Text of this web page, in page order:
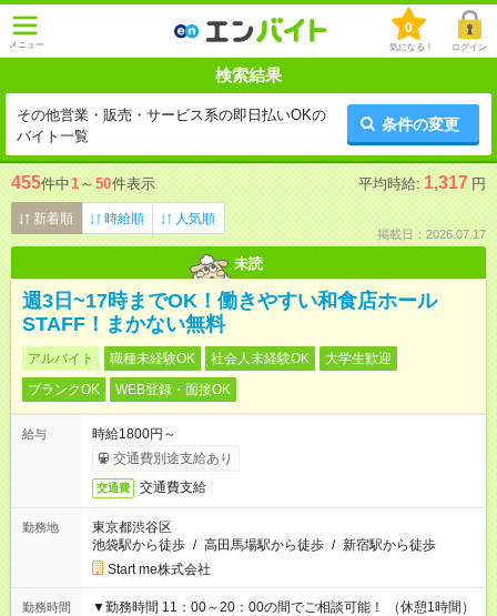
メニュー
0
気になる！ ログイン
検索結果
その他営業・販売・サービス系の即日払いOKの
バイト一覧
条件の変更
455件中1 ～ 50件表示 平均時給: 1,317 円
新着順 時給順 人気順
掲載日：2026.07.17
未読
週3日~17時までOK！働きやすい和食店ホール
STAFF！まかない無料
アルバイト 職種未経験OK 社会人未経験OK
大学生歓迎
ブランクOK
WEB登録・面接OK
給与
時給1800円～
交通費別途支給あり
交通費 交通費支給
勤務地
東京都渋谷区
池袋駅から徒歩 / 高田馬場駅から徒歩 / 新宿駅から徒歩
Start me株式会社
勤務時間
▼勤務時間 11：00～20：00の間でご相談可能！ （休憩1時間）